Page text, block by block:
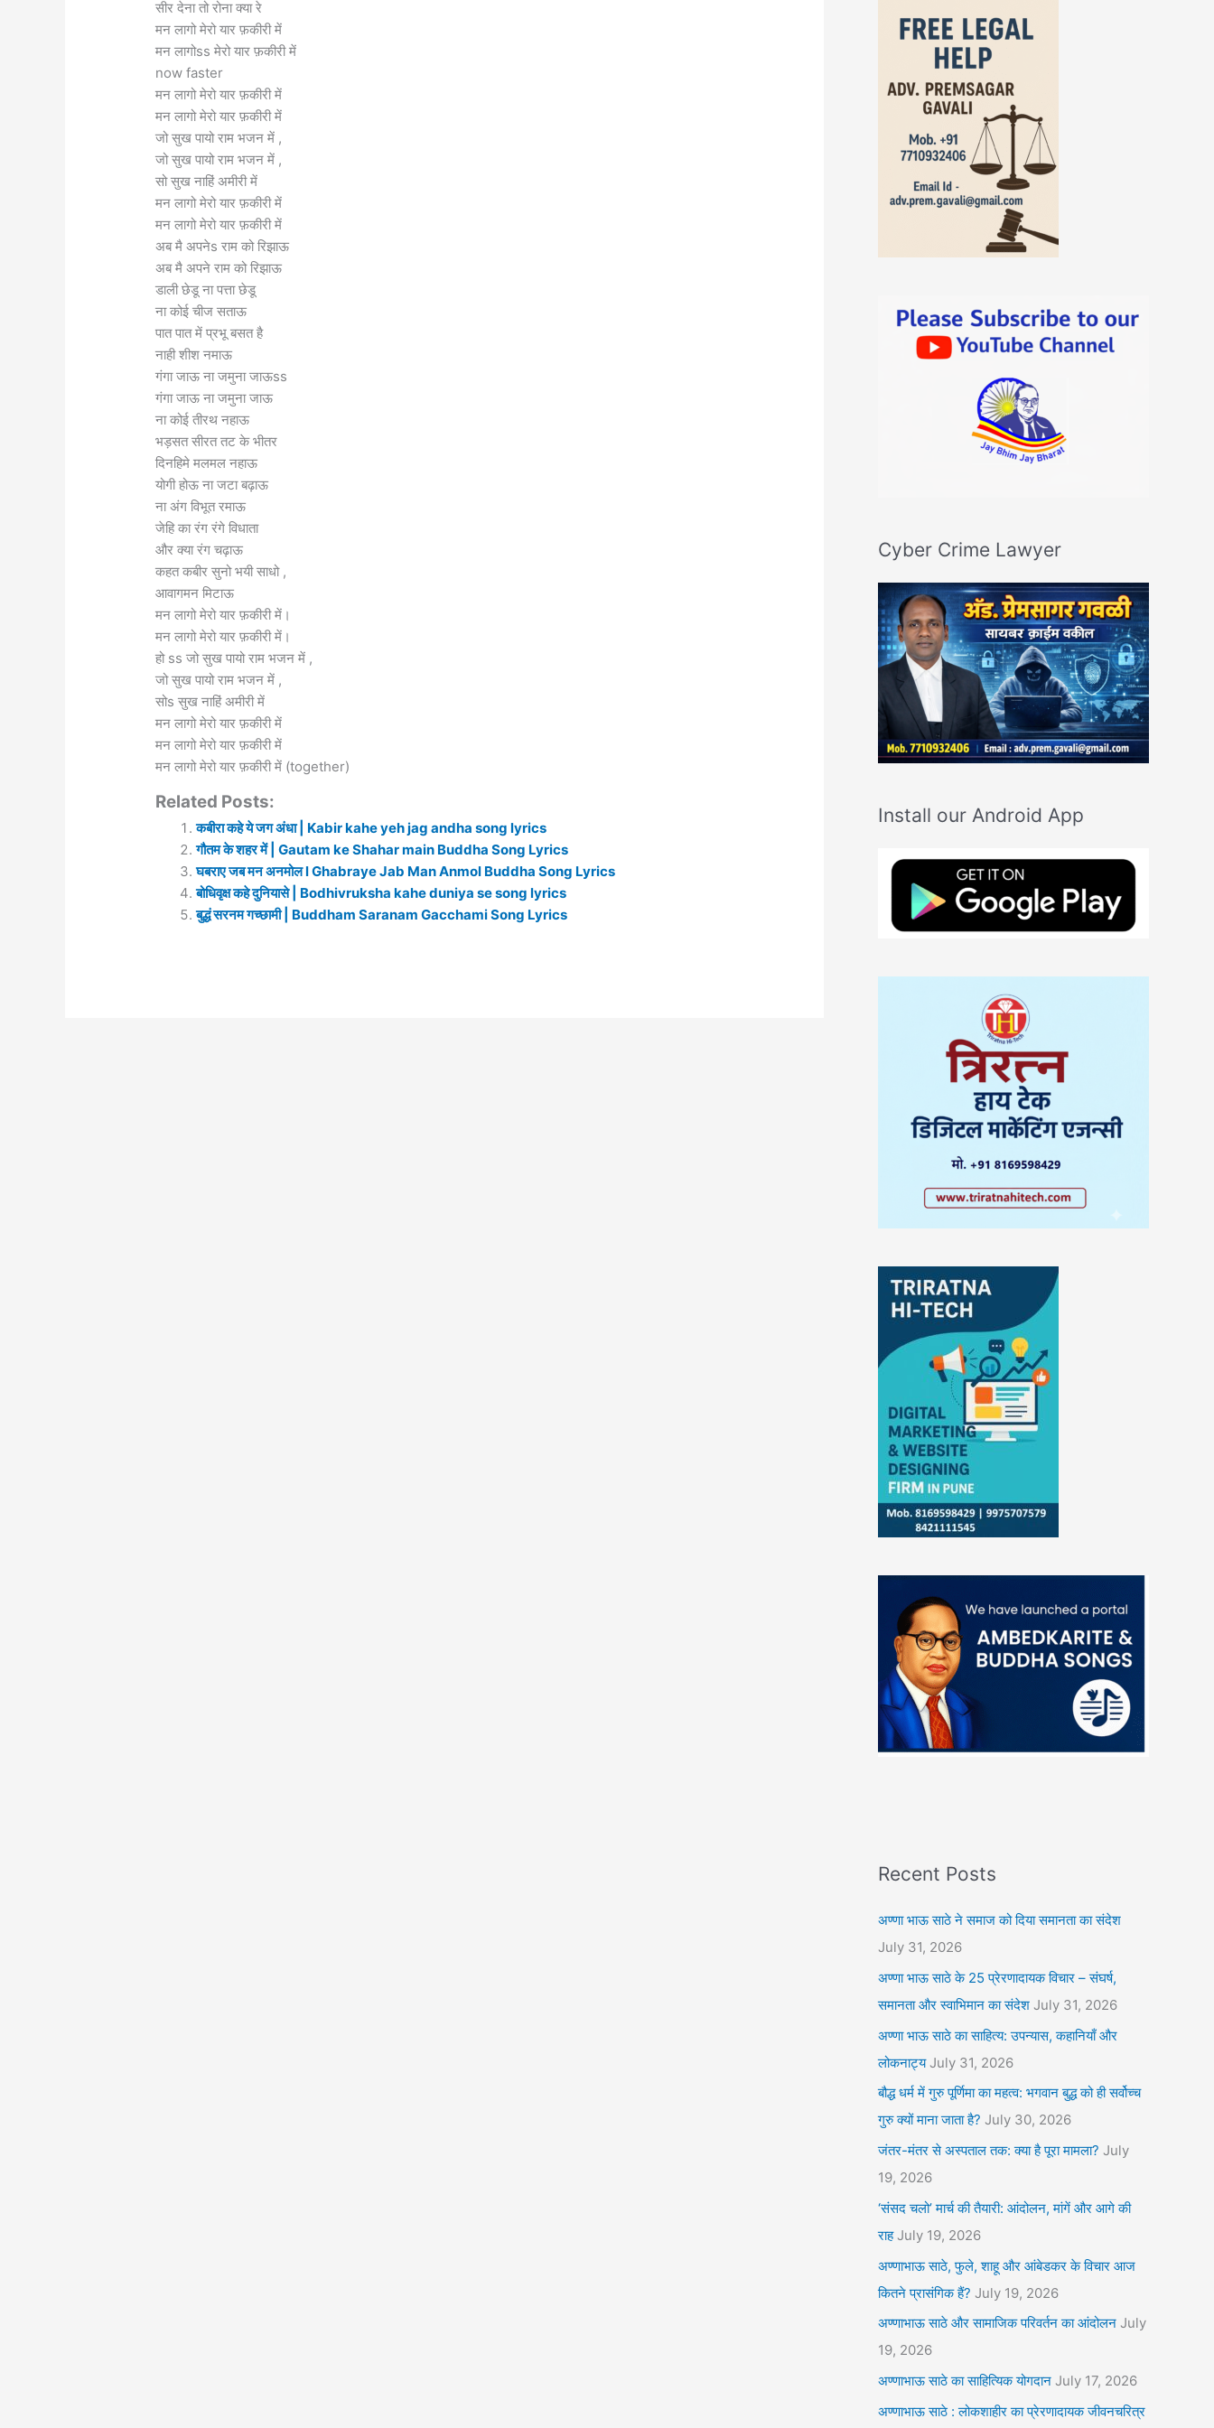
सीर देना तो रोना क्या रे
मन लागो मेरो यार फ़कीरी में
मन लागोss मेरो यार फ़कीरी में
now faster
मन लागो मेरो यार फ़कीरी में
मन लागो मेरो यार फ़कीरी में
जो सुख पायो राम भजन में ,
जो सुख पायो राम भजन में ,
सो सुख नाहिं अमीरी में
मन लागो मेरो यार फ़कीरी में
मन लागो मेरो यार फ़कीरी में
अब मै अपनेs राम को रिझाऊ
अब मै अपने राम को रिझाऊ
डाली छेडू ना पत्ता छेडू
ना कोई चीज सताऊ
पात पात में प्रभू बसत है
नाही शीश नमाऊ
गंगा जाऊ ना जमुना जाऊss
गंगा जाऊ ना जमुना जाऊ
ना कोई तीरथ नहाऊ
भड़सत सीरत तट के भीतर
दिनहिमे मलमल नहाऊ
योगी होऊ ना जटा बढ़ाऊ
ना अंग विभूत रमाऊ
जेहि का रंग रंगे विधाता
और क्या रंग चढ़ाऊ
कहत कबीर सुनो भयी साधो ,
आवागमन मिटाऊ
मन लागो मेरो यार फ़कीरी में।
मन लागो मेरो यार फ़कीरी में।
हो ss जो सुख पायो राम भजन में ,
जो सुख पायो राम भजन में ,
सोs सुख नाहिं अमीरी में
मन लागो मेरो यार फ़कीरी में
मन लागो मेरो यार फ़कीरी में
मन लागो मेरो यार फ़कीरी में (together)
Related Posts:
कबीरा कहे ये जग अंधा | Kabir kahe yeh jag andha song lyrics
गौतम के शहर में | Gautam ke Shahar main Buddha Song Lyrics
घबराए जब मन अनमोल l Ghabraye Jab Man Anmol Buddha Song Lyrics
बोधिवृक्ष कहे दुनियासे | Bodhivruksha kahe duniya se song lyrics
बुद्धं सरनम गच्छामी | Buddham Saranam Gacchami Song Lyrics
Cyber Crime Lawyer
Install our Android App
Recent Posts
अण्णा भाऊ साठे ने समाज को दिया समानता का संदेश
July 31, 2026
अण्णा भाऊ साठे के 25 प्रेरणादायक विचार – संघर्ष,
समानता और स्वाभिमान का संदेश July 31, 2026
अण्णा भाऊ साठे का साहित्य: उपन्यास, कहानियाँ और
लोकनाट्य July 31, 2026
बौद्ध धर्म में गुरु पूर्णिमा का महत्व: भगवान बुद्ध को ही सर्वोच्च
गुरु क्यों माना जाता है? July 30, 2026
जंतर-मंतर से अस्पताल तक: क्या है पूरा मामला? July
19, 2026
‘संसद चलो’ मार्च की तैयारी: आंदोलन, मांगें और आगे की
राह July 19, 2026
अण्णाभाऊ साठे, फुले, शाहू और आंबेडकर के विचार आज
कितने प्रासंगिक हैं? July 19, 2026
अण्णाभाऊ साठे और सामाजिक परिवर्तन का आंदोलन July
19, 2026
अण्णाभाऊ साठे का साहित्यिक योगदान July 17, 2026
अण्णाभाऊ साठे : लोकशाहीर का प्रेरणादायक जीवनचरित्र